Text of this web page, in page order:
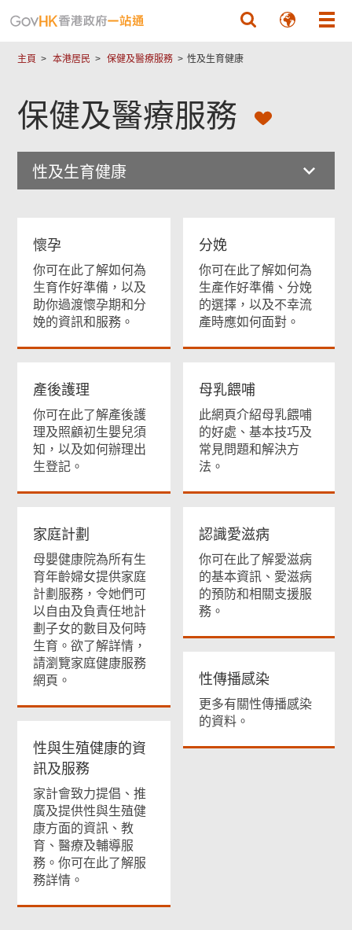
主頁 本港居民 保健及醫療服務 性及生育健康
保健及醫療服務
性及生育健康
懷孕
你可在此了解如何為
生育作好準備，以及
助你過渡懷孕期和分
娩的資訊和服務。
分娩
你可在此了解如何為
生產作好準備、分娩
的選擇，以及不幸流
產時應如何面對。
產後護理
你可在此了解產後護
理及照顧初生嬰兒須
知，以及如何辦理出
生登記。
母乳餵哺
此網頁介紹母乳餵哺
的好處、基本技巧及
常見問題和解決方
法。
家庭計劃
母嬰健康院為所有生
育年齡婦女提供家庭
計劃服務，令她們可
以自由及負責任地計
劃子女的數目及何時
生育。欲了解詳情，
請瀏覽家庭健康服務
網頁。
認識愛滋病
你可在此了解愛滋病
的基本資訊、愛滋病
的預防和相關支援服
務。
性傳播感染
更多有關性傳播感染
的資料。
性與生殖健康的資
訊及服務
家計會致力提倡、推
廣及提供性與生殖健
康方面的資訊、教
育、醫療及輔導服
務。你可在此了解服
務詳情。